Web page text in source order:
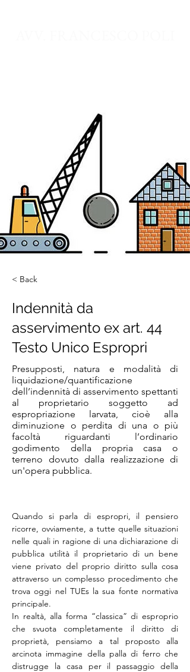
< Back
Indennità da
asservimento ex art. 44
Testo Unico Espropri
Presupposti, natura e modalità di
liquidazione/quantificazione
dell’indennità di asservimento spettanti
al proprietario soggetto ad
espropriazione larvata, cioè alla
diminuzione o perdita di una o più
facoltà riguardanti l’ordinario
godimento della propria casa o
terreno dovuto dalla realizzazione di
un'opera pubblica.
Quando si parla di espropri, il pensiero
ricorre, ovviamente, a tutte quelle situazioni
nelle quali in ragione di una dichiarazione di
pubblica utilità il proprietario di un bene
viene privato del proprio diritto sulla cosa
attraverso un complesso procedimento che
trova oggi nel TUEs la sua fonte normativa
principale.
In realtà, alla forma “classica” di esproprio
che svuota completamente il diritto di
proprietà, pensiamo a tal proposto alla
arcinota immagine della palla di ferro che
distrugge la casa per il passaggio della